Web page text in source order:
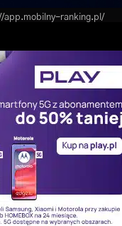
app.mobilny-ranking.pl/